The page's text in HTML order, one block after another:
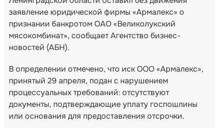
заявление юридической фирмы «Армалекс» о
признании банкротом ОАО «Великолукский
мясокомбинат», сообщает Агентство бизнес-
новостей (АБН).
В определении отмечено, что иск ООО «Армалекс»,
принятый 29 апреля, подан с нарушением
процессуальных требований: отсутствуют
документы, подтверждающие уплату госпошлины
или основания для предоставления отсрочки.